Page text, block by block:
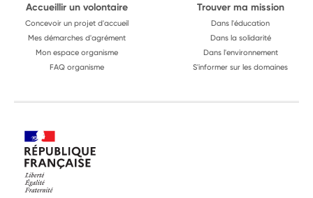
Accueillir un volontaire
Concevoir un projet d'accueil
Mes démarches d'agrément
Mon espace organisme
FAQ organisme
Trouver ma mission
Dans l'éducation
Dans la solidarité
Dans l'environnement
S'informer sur les domaines